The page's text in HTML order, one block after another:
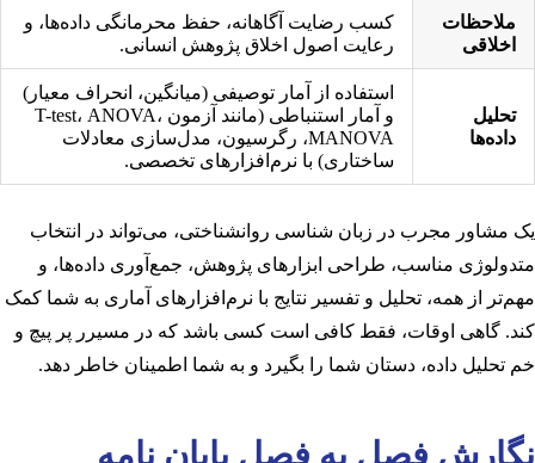
ملاحظات
اخلاقی
کسب رضایت آگاهانه، حفظ محرمانگی داده‌ها، و
رعایت اصول اخلاق پژوهش انسانی.
تحلیل
داده‌ها
استفاده از آمار توصیفی (میانگین، انحراف معیار)
و آمار استنباطی (مانند آزمون T-test، ANOVA،
MANOVA، رگرسیون، مدل‌سازی معادلات
ساختاری) با نرم‌افزارهای تخصصی.
یک مشاور مجرب در زبان شناسی روانشناختی، می‌تواند در انتخاب
متدولوژی مناسب، طراحی ابزارهای پژوهش، جمع‌آوری داده‌ها، و
مهم‌تر از همه، تحلیل و تفسیر نتایج با نرم‌افزارهای آماری به شما کمک
کند. گاهی اوقات، فقط کافی است کسی باشد که در مسیرر پر پیچ و
خم تحلیل داده، دستان شما را بگیرد و به شما اطمینان خاطر دهد.
نگارش فصل به فصل پایان نامه